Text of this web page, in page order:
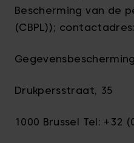
Bescherming van de
(CBPL)); contactadres:
Drukpersstraat, 35
1000 Brussel Tel: +32